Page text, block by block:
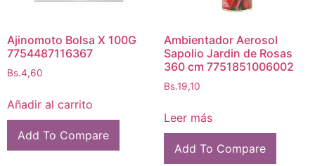
Ajinomoto Bolsa X 100G
7754487116367
Bs.4,60
Añadir al carrito
Add To Compare
Ambientador Aerosol
Sapolio Jardin de Rosas
360 cm 7751851006002
Bs.19,10
Leer más
Add To Compare